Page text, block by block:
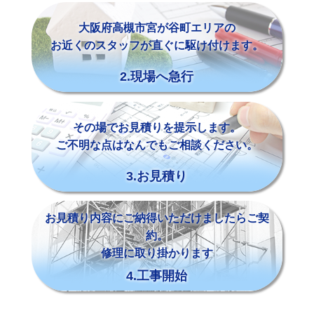
大阪府高槻市宮が谷町エリアの
お近くのスタッフが直ぐに駆け付けます。
2.現場へ急行
その場でお見積りを提示します。
ご不明な点はなんでもご相談ください。
3.お見積り
お見積り内容にご納得いただけましたらご契
約。
修理に取り掛かります
4.工事開始